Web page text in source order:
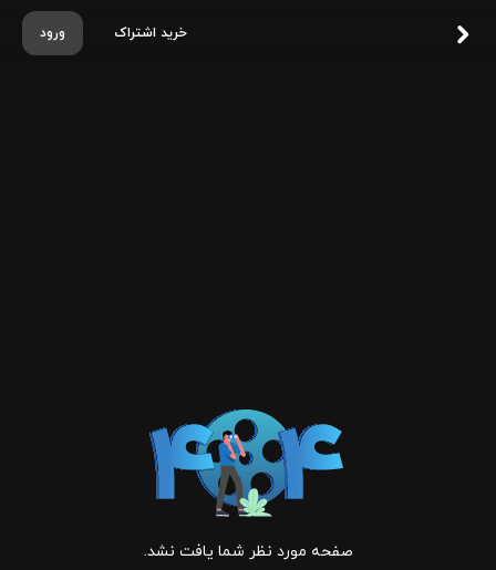
ورود خرید اشتراک
صفحه مورد نظر شما یافت نشد.